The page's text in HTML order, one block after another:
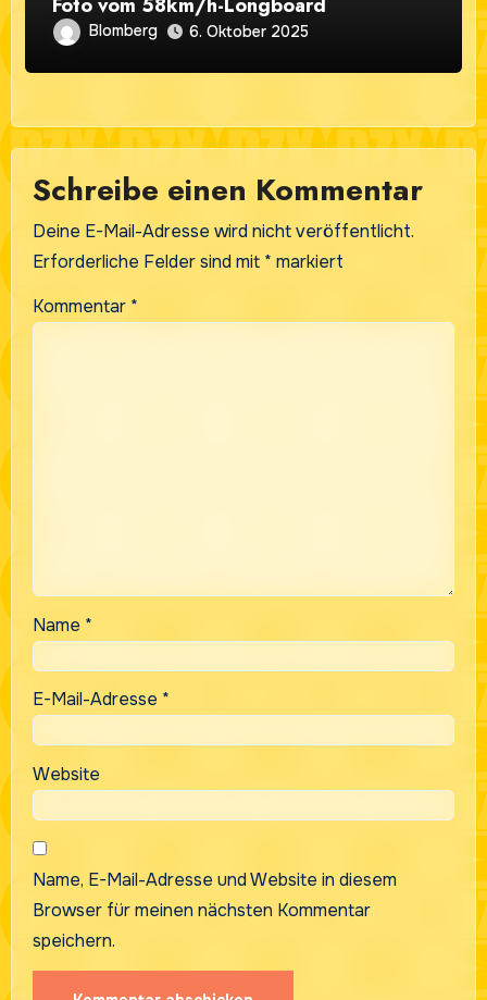
Foto vom 58km/h-Longboard
Blomberg 6. Oktober 2025
Schreibe einen Kommentar
Deine E-Mail-Adresse wird nicht veröffentlicht.
Erforderliche Felder sind mit * markiert
Kommentar *
Name *
E-Mail-Adresse *
Website
Name, E-Mail-Adresse und Website in diesem
Browser für meinen nächsten Kommentar
speichern.